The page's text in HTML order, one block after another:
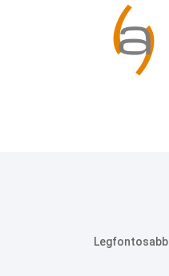
Legfontosabb